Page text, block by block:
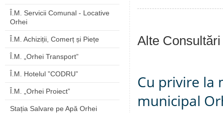
Î.M. Servicii Comunal - Locative
Orhei
Î.M. Achiziții, Comerț și Piețe
Î.M. „Orhei Transport”
Î.M. Hotelul ”CODRU”
Î.M. „Orhei Proiect”
Stația Salvare pe Apă Orhei
Alte
Cu privire la
municipal